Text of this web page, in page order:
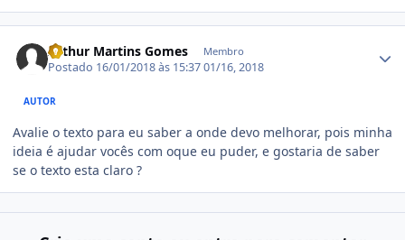
Arthur Martins Gomes Membro
Postado 16/01/2018 às 15:3701/16, 2018
AUTOR
Avalie o texto para eu saber a onde devo melhorar, pois minha
ideia é ajudar vocês com oque eu puder, e gostaria de saber
se o texto esta claro ?